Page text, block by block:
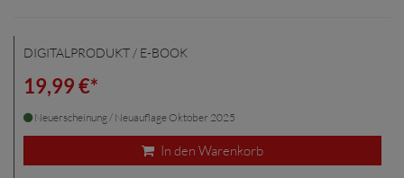
DIGITALPRODUKT / E-BOOK
19,99 €*
Neuerscheinung / Neuauflage Oktober 2025
In den Warenkorb